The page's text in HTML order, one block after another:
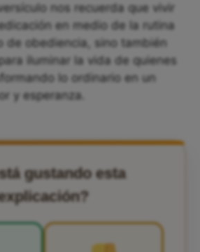
nos recuerda que vivir
en medio de la rutina
de obediencia, sino también
iluminar la vida de quienes
lo ordinario en un
y esperanza.
gustando esta